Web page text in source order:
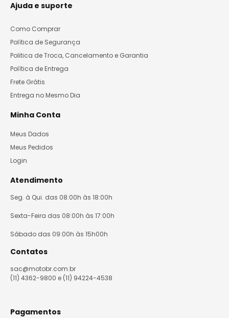
Ajuda e suporte
Como Comprar
Política de Segurança
Politica de Troca, Cancelamento e Garantia
Política de Entrega
Frete Grátis
Entrega no Mesmo Dia
Minha Conta
Meus Dados
Meus Pedidos
Login
Atendimento
Seg. à Qui. das 08:00h às 18:00h
Sexta-Feira das 08:00h às 17:00h
Sábado das 09:00h às 15h00h
Contatos
sac@motobr.com.br
(11) 4362-9800 e (11) 94224-4538
Pagamentos